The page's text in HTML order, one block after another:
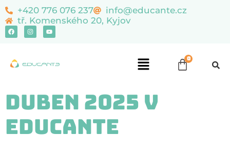
content
+420 776 076 237
info@educante.cz
tř. Komenského 20, Kyjov
Duben 2025 v
Educante